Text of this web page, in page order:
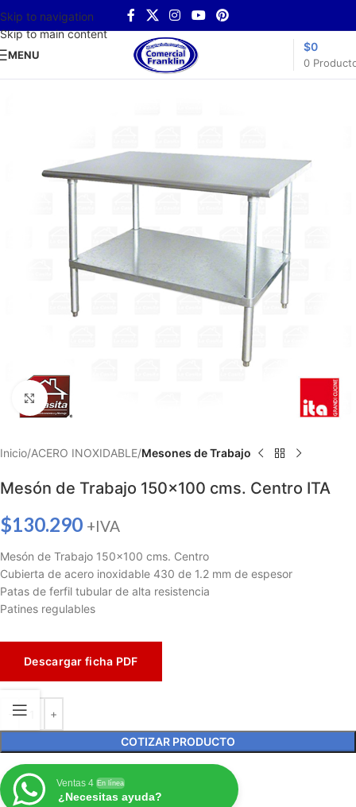
Skip to navigation
Skip to main content
MENU
0
$0
Haga clic para ampliar
Inicio ACERO INOXIDABLE Mesones de Trabajo
Mesón de Trabajo 150×100 cms. Centro ITA
$130.290 +IVA
Mesón de Trabajo 150×100 cms. Centro
Cubierta de acero inoxidable 430 de 1.2 mm de espesor
Patas de ferfil tubular de alta resistencia
Patines regulables
Descargar ficha PDF
COTIZAR PRODUCTO
Ventas 4 En línea
¿Necesitas ayuda?